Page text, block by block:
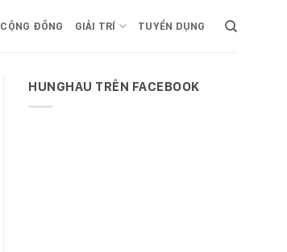
CỘNG ĐỒNG GIẢI TRÍ TUYỂN DỤNG
HUNGHAU TRÊN FACEBOOK